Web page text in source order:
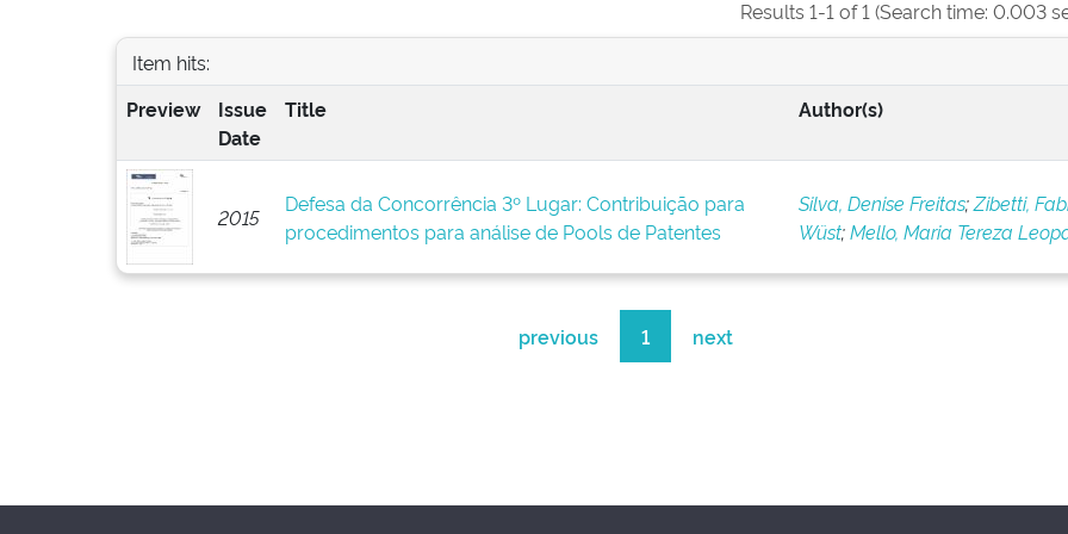
Results 1-1 of 1 (Search time: 0.003
Item hits:
Preview
Issue
Date
Title Author(s)
2015
Defesa da Concorrência 3º Lugar: Contribuição para
procedimentos para análise de Pools de Patentes
Silva, Denise Freitas;Zibetti,
Wüst;Mello, Maria Tereza
previous 1 next